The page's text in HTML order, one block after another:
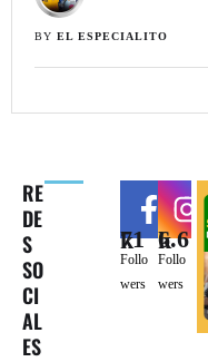
BY EL ESPECIALITO
RE
DE
S
SO
CI
AL
ES
71k
Follo
wers
6.6k
Follo
wers